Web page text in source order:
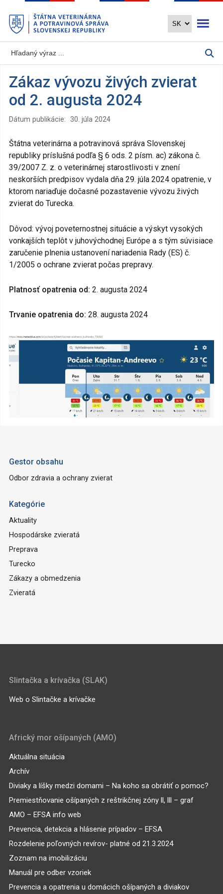
hlavný
obsah
Zákaz vývozu živých zvierat
od 2. augusta 2024
Dátum publikácie: 30. júla 2024
Štátna veterinárna a potravinová správa Slovenskej
republiky príslušná podľa § 6 ods. 2 písm. ac) zákona č.
39/2007 Z. z. o veterinárnej starostlivosti v znení
neskorších predpisov vydala dňa 29. júla 2024 opatrenie, v
ktorom nariaďuje dočasné pozastavenie vývozu živých
zvierat do Turecka.
Dôvod: vývoj poveternostnej situácie a výskyt vysokých
vonkajších teplôt v juhovýchodnej Európe a s tým súvisiace
zaručenie plnenia ustanovení nariadenia Rady (ES) č.
1/2005 o ochrane zvierat počas prepravy.
Platnosť opatrenia od: 2. augusta 2024
Trvanie opatrenia do: 28. augusta 2024
Gestor obsahu
Odbor zdravia a ochrany zvierat
Kategórie
Aktuality
Hospodárske zvieratá
Preprava
Turecko
Zákazy a obmedzenia
Zvieratá
Slintačka a krívačka (SLAK)
Web o Slintačke a krívačke
Africký mor ošípaných (AMO)
Aktuálna situácia
Archív
Diviaky a líšky medzi domami – Na koho sa obrátiť o pomoc?
Premiestňovanie ošípaných z reštrikčnej zóny ll, lll – graf
AMO – EFSA info web
Prevencia, detekcia a hlásenie prípadov – EFSA
Rozdelenie poľovných revírov- platné od 21.3.2024
Zoznam na imobilizáciu
Manuál pre odber vzoriek
Prevencia a opatrenia u domácich ošípaných a diviakov